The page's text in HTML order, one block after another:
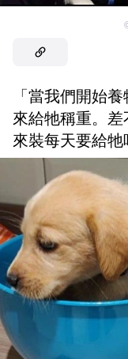
「當我們開始
來給牠稱重。
來裝每天要給牠